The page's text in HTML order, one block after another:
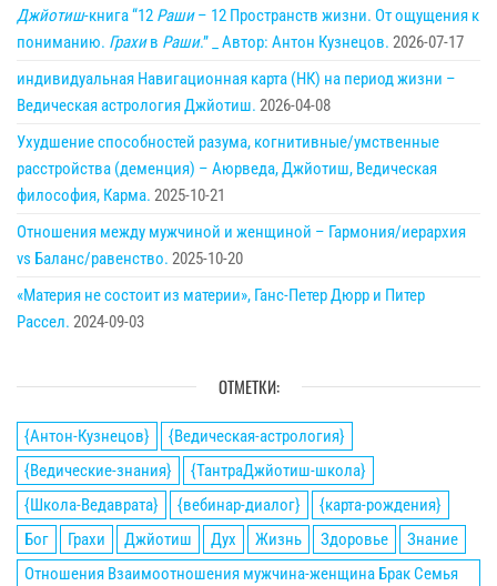
Джйотиш-книга “12 Раши– 12 Пространств жизни. От ощущения к
пониманию. Грахив Раши.” _ Автор: Антон Кузнецов. 2026-07-17
индивидуальная Навигационная карта (НК) на период жизни –
Ведическая астрология Джйотиш. 2026-04-08
Ухудшение способностей разума, когнитивные/умственные
расстройства (деменция) – Аюрведа, Джйотиш, Ведическая
философия, Карма. 2025-10-21
Отношения между мужчиной и женщиной – Гармония/иерархия
vs Баланс/равенство. 2025-10-20
«Материя не состоит из материи», Ганс-Петер Дюрр и Питер
Рассел. 2024-09-03
ОТМЕТКИ:
{Антон-Кузнецов}
{Ведическая-астрология}
{Ведические-знания}
{ТантраДжйотиш-школа}
{Школа-Ведаврата}
{вебинар-диалог}
{карта-рождения}
Бог
Грахи Джйотиш Дух Жизнь Здоровье
Знание
Отношения Взаимоотношения мужчина-женщина Брак Семья